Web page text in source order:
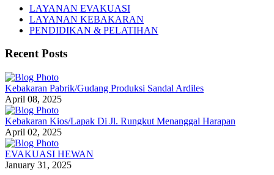
LAYANAN EVAKUASI
LAYANAN KEBAKARAN
PENDIDIKAN & PELATIHAN
Recent Posts
Kebakaran Pabrik/Gudang Produksi Sandal Ardiles
April 08, 2025
Kebakaran Kios/Lapak Di Jl. Rungkut Menanggal Harapan
April 02, 2025
EVAKUASI HEWAN
January 31, 2025